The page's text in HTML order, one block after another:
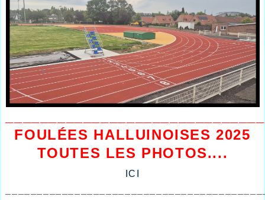
FOULÉES HALLUINOISES 2025
TOUTES LES PHOTOS....
ICI